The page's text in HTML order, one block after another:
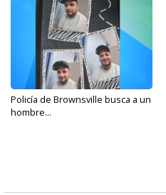
Policía de Brownsville busca a un
hombre...